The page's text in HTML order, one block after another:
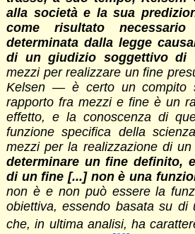
alla società e la sua
come risultato
determinata dalla legge
di un giudizio soggettivo di
mezzi per realizzare un fine
Kelsen — è certo un compito
rapporto fra mezzi e fine è un
effetto, e la conoscenza di
funzione specifica della
mezzi per la realizzazione di un
determinare un fine definito,
di un fine [...] non è una
non è e non può essere la
obiettiva, essendo basata su di
che, in ultima analisi, ha